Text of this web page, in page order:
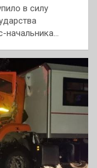
в силу
начальника…